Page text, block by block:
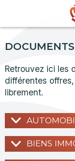
Retrouvez ici les
différentes
librement.
BIENS